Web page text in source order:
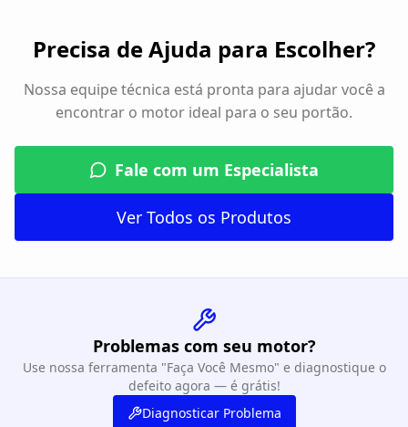
Precisa de Ajuda para Escolher?
Nossa equipe técnica está pronta para ajudar você a
encontrar o motor ideal para o seu portão.
Fale com um Especialista
Ver Todos os Produtos
Problemas com seu motor?
Use nossa ferramenta "Faça Você Mesmo" e diagnostique o
defeito agora — é grátis!
Diagnosticar Problema